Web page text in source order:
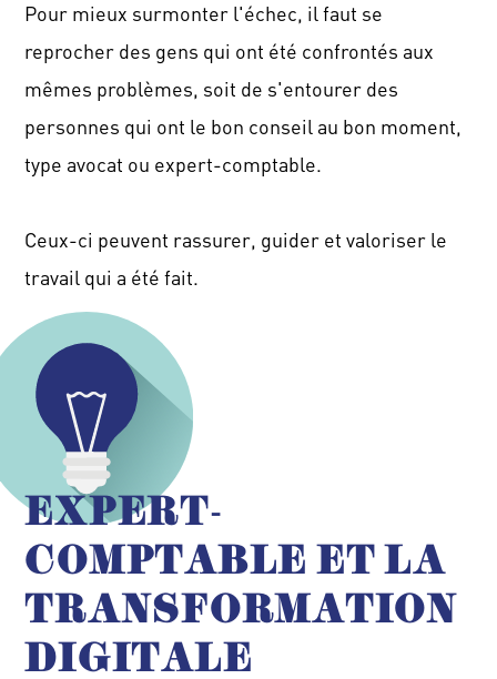
Pour mieux surmonter l'échec, il faut se
reprocher des gens qui ont été confrontés aux
mêmes problèmes, soit de s'entourer des
personnes qui ont le bon conseil au bon moment,
type avocat ou expert-comptable.
Ceux-ci peuvent rassurer, guider et valoriser le
travail qui a été fait.
EXPERT-
COMPTABLE ET LA
TRANSFORMATION
DIGITALE